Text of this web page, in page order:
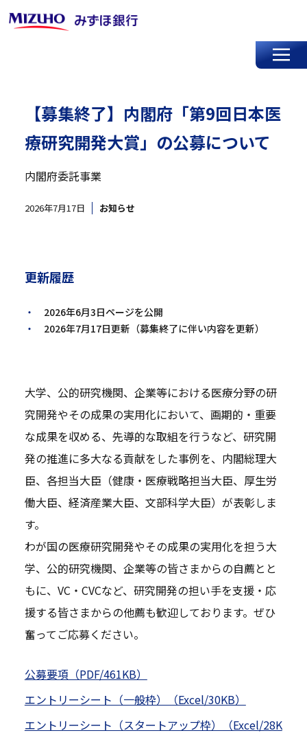
【募集終了】内閣府「第9回日本医
療研究開発大賞」の公募について
内閣府委託事業
2026年7月17日 お知らせ
更新履歴
2026年6月3日ページを公開
2026年7月17日更新（募集終了に伴い内容を更新）
大学、公的研究機関、企業等における医療分野の研
究開発やその成果の実用化において、画期的・重要
な成果を収める、先導的な取組を行うなど、研究開
発の推進に多大なる貢献をした事例を、内閣総理大
臣、各担当大臣（健康・医療戦略担当大臣、厚生労
働大臣、経済産業大臣、文部科学大臣）が表彰しま
す。
わが国の医療研究開発やその成果の実用化を担う大
学、公的研究機関、企業等の皆さまからの自薦とと
もに、VC・CVCなど、研究開発の担い手を支援・応
援する皆さまからの他薦も歓迎しております。ぜひ
奮ってご応募ください。
公募要項（PDF/461KB）
エントリーシート（一般枠）（Excel/30KB）
エントリーシート（スタートアップ枠）（Excel/28K